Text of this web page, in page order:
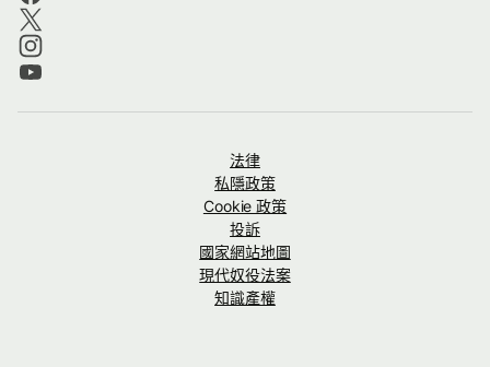
法律
私隱政策
Cookie 政策
投訴
國家網站地圖
現代奴役法案
知識產權